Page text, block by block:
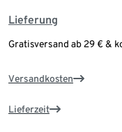
Lieferung
Gratisversand ab 29 € &
Versandkosten
Lieferzeit